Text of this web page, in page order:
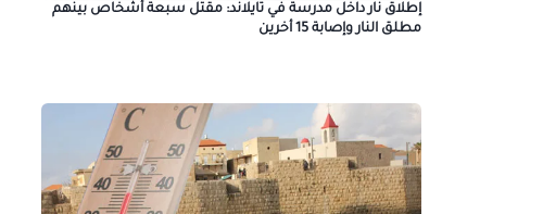
إطلاق نار داخل مدرسة في تايلاند: مقتل سبعة أشخاص بينهم
مطلق النار وإصابة 15 أخرين